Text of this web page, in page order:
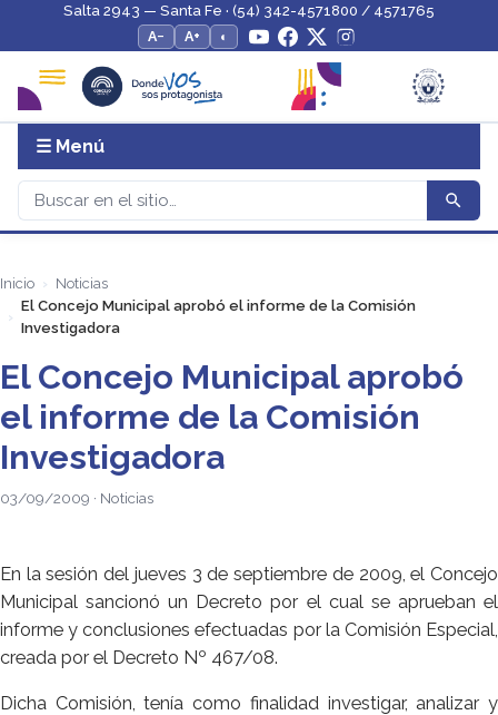
Salta 2943 — Santa Fe · (54) 342-4571800 / 4571765
A−
A+ ◐
☰ Menú
Inicio
Noticias
El Concejo Municipal aprobó el informe de la Comisión
Investigadora
El Concejo Municipal aprobó
el informe de la Comisión
Investigadora
03/09/2009 · Noticias
En la sesión del jueves 3 de septiembre de 2009, el Concejo
Municipal sancionó un Decreto por el cual se aprueban el
informe y conclusiones efectuadas por la Comisión Especial,
creada por el Decreto Nº 467/08.
Dicha Comisión, tenía como finalidad investigar, analizar y